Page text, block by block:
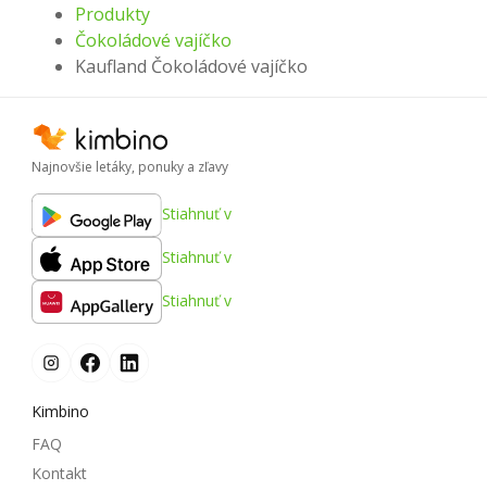
Produkty
Čokoládové vajíčko
Kaufland Čokoládové vajíčko
Najnovšie letáky, ponuky a zľavy
Stiahnuť v
Stiahnuť v
Stiahnuť v
Kimbino
FAQ
Kontakt